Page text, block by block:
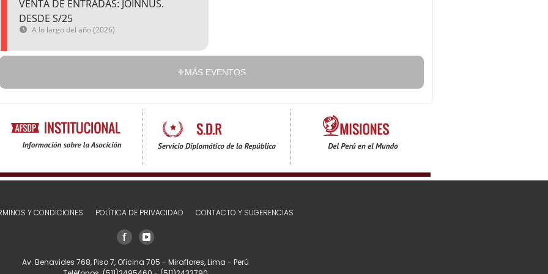
VENTA DE ENTRADAS: JOINNUS.
DESDE S/25
A lo largo del año (2026)
MÁS EVENTOS
Y CONDICIONES POLÍTICA DE PRIVACIDAD CONTACTO Y SUGERENCIAS
Av. Benavides 768, Piso 7, Oficina 705 - Miraflores, Lima - Perú